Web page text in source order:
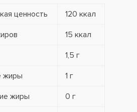
ценность 120 ккал
15 ккал
1,5 г
жиры 1 г
жиры 0 г